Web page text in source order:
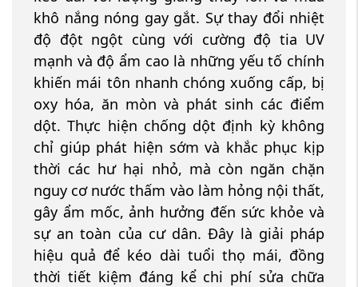
khô nắng nóng gay gắt. Sự thay đổi nhiệt
độ đột ngột cùng với cường độ tia UV
mạnh và độ ẩm cao là những yếu tố chính
khiến mái tôn nhanh chóng xuống cấp, bị
oxy hóa, ăn mòn và phát sinh các điểm
dột. Thực hiện chống dột định kỳ không
chỉ giúp phát hiện sớm và khắc phục kịp
thời các hư hại nhỏ, mà còn ngăn chặn
nguy cơ nước thấm vào làm hỏng nội thất,
gây ẩm mốc, ảnh hưởng đến sức khỏe và
sự an toàn của cư dân. Đây là giải pháp
hiệu quả để kéo dài tuổi thọ mái, đồng
thời tiết kiệm đáng kể chi phí sửa chữa